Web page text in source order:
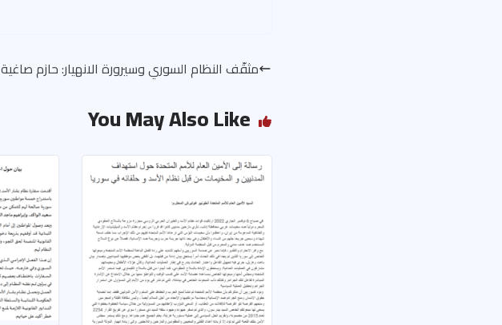
مثقّف النظام السوري وسيرورة الانهيار: حازم صاغية
You May Also Like